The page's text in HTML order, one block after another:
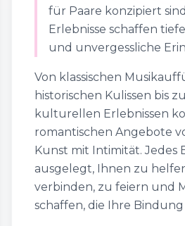
für Paare konzipiert
Erlebnisse schaffen
und unvergessliche
Von klassischen
historischen Kulissen bis
kulturellen Erlebnissen
romantischen Angebote
Kunst mit Intimität. Jedes
ausgelegt, Ihnen zu
verbinden, zu feiern und
schaffen, die Ihre